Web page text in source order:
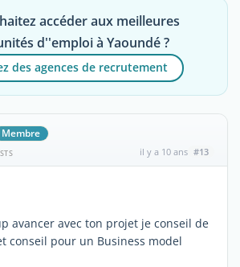
accéder aux meilleures
d''emploi à Yaoundé ?
des agences de recrutement
Membre
il y a 10 ans #13
avancer avec ton projet je conseil de
conseil pour un Business model